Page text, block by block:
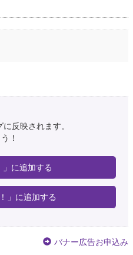
反映されます。
！
」に追加する
」に追加する
バナー広告お申込み